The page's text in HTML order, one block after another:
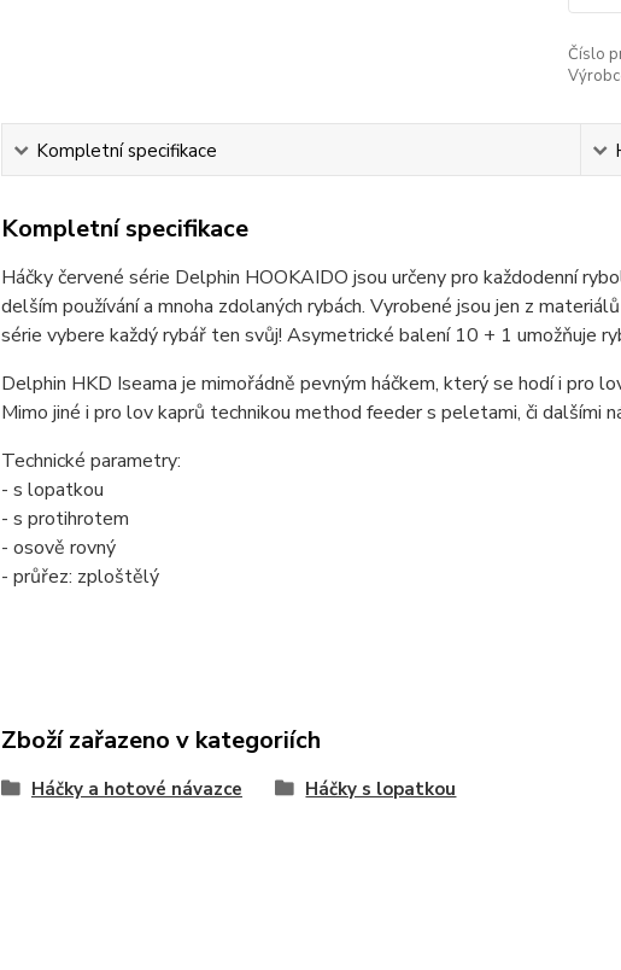
Číslo
Kompletní specifikace
Kompletní specifikace
Háčky červené série Delphin HOOKAIDO jsou určeny pro každodenní
delším používání a mnoha zdolaných rybách. Vyrobené jsou jen z
série vybere každý rybář ten svůj! Asymetrické balení 10 + 1 umožňuje
Delphin HKD Iseama je mimořádně pevným háčkem, který se hodí i pro
Mimo jiné i pro lov kaprů technikou method feeder s peletami, či dalšími
Technické parametry:
- s lopatkou
- s protihrotem
- osově rovný
- průřez: zploštělý
Zboží zařazeno v kategoriích
Háčky a hotové návazce Háčky s lopatkou